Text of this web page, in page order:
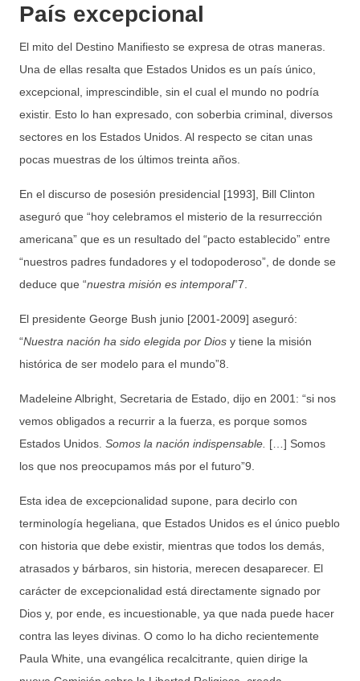
País excepcional
El mito del Destino Manifiesto se expresa de otras maneras.
Una de ellas resalta que Estados Unidos es un país único,
excepcional, imprescindible, sin el cual el mundo no podría
existir. Esto lo han expresado, con soberbia criminal, diversos
sectores en los Estados Unidos. Al respecto se citan unas
pocas muestras de los últimos treinta años.
En el discurso de posesión presidencial [1993], Bill Clinton
aseguró que “hoy celebramos el misterio de la resurrección
americana” que es un resultado del “pacto establecido” entre
“nuestros padres fundadores y el todopoderoso”, de donde se
deduce que “nuestra misión es intemporal”7.
El presidente George Bush junio [2001-2009] aseguró:
“Nuestra nación ha sido elegida por Dios y tiene la misión
histórica de ser modelo para el mundo”8.
Madeleine Albright, Secretaria de Estado, dijo en 2001: “si nos
vemos obligados a recurrir a la fuerza, es porque somos
Estados Unidos. Somos la nación indispensable. […] Somos
los que nos preocupamos más por el futuro”9.
Esta idea de excepcionalidad supone, para decirlo con
terminología hegeliana, que Estados Unidos es el único pueblo
con historia que debe existir, mientras que todos los demás,
atrasados y bárbaros, sin historia, merecen desaparecer. El
carácter de excepcionalidad está directamente signado por
Dios y, por ende, es incuestionable, ya que nada puede hacer
contra las leyes divinas. O como lo ha dicho recientemente
Paula White, una evangélica recalcitrante, quien dirige la